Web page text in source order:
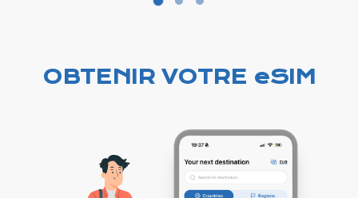
OBTENIR VOTRE eSIM